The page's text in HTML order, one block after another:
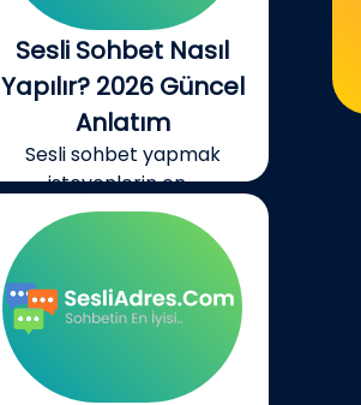
Sesli Sohbet Nasıl
Yapılır? 2026 Güncel
Anlatım
Sesli sohbet yapmak
isteyenlerin en...